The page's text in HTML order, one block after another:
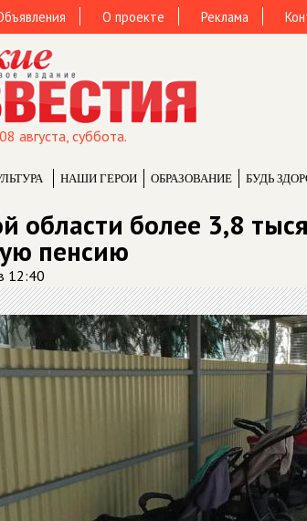
О проекте Реклама
августа, суббота.
НАШИ ГЕРОИ ОБРАЗОВАНИЕ БУДЬ
области более 3,8
пенсию
12:40